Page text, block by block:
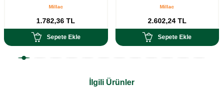
Millac
1.782,36 TL
Sepete Ekle
Millac
2.602,24TL
Sepete Ekle
İlgili Ürünler